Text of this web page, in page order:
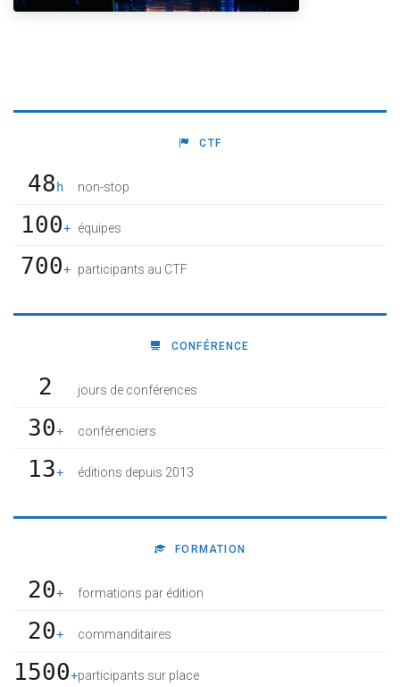
CTF
48 h non-stop
100+ équipes
700+ participants au CTF
CONFÉRENCE
2 jours de conférences
30+ conférenciers
13+ éditions depuis 2013
FORMATION
20+ formations par édition
20+ commanditaires
1500+participants sur place